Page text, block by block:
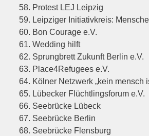
Protest LEJ Leipzig
Leipziger Initiativkreis:
Bon Courage e.V.
Wedding hilft
Sprungbrett Zukunft Berlin e.V.
Place4Refugees e.V.
Kölner Netzwerk „kein mensch
Lübecker Flüchtlingsforum e.V.
Seebrücke Lübeck
Seebrücke Berlin
Seebrücke Flensburg